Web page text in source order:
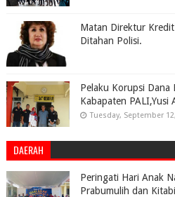
Matan Direktur
Ditahan Polisi.
Pelaku Korupsi Dana
Kabapaten PALI,Yusi
Tuesday, September
DAERAH
Peringati Hari Anak
Prabumulih dan